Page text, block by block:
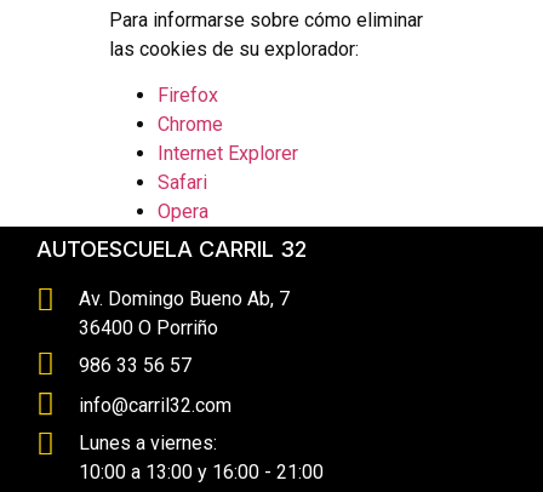
Para informarse sobre cómo eliminar
las cookies de su explorador:
Firefox
Chrome
Internet Explorer
Safari
Opera
AUTOESCUELA CARRIL 32
Av. Domingo Bueno Ab, 7
36400 O Porriño
986 33 56 57
info@carril32.com
Lunes a viernes:
10:00 a 13:00 y 16:00 - 21:00